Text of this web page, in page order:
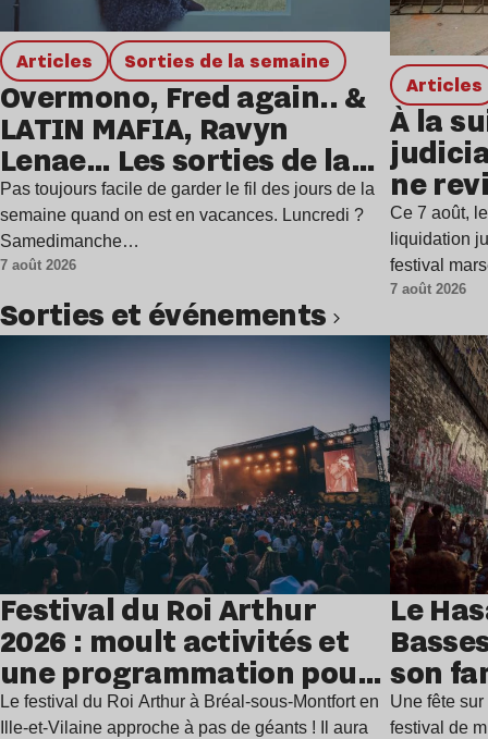
Articles Sorties de la semaine
Overmono, Fred again.. &
LATIN MAFIA, Ravyn
Lenae… Les sorties de la
semaine
Pas toujours facile de garder le fil des jours de la
semaine quand on est en vacances. Luncredi ?
Samedimanche…
7 août 2026
Articles
À la
ne
Ce 7 août,
liquidation
festival
7 août 2026
Sorties et événements
Festival du Roi Arthur
2026 : moult activités et
une programmation pour
festoyer
Le festival du Roi Arthur à Bréal-sous-Montfort en
Ille-et-Vilaine approche à pas de géants ! Il aura
Le
son
juillet
Une fête
festival de